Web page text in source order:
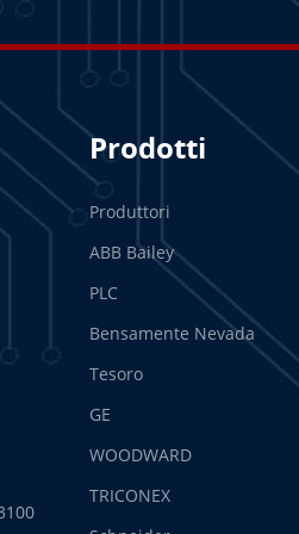
Prodotti
Produttori
ABB Bailey
PLC
Bensamente Nevada
Tesoro
GE
WOODWARD
TRICONEX